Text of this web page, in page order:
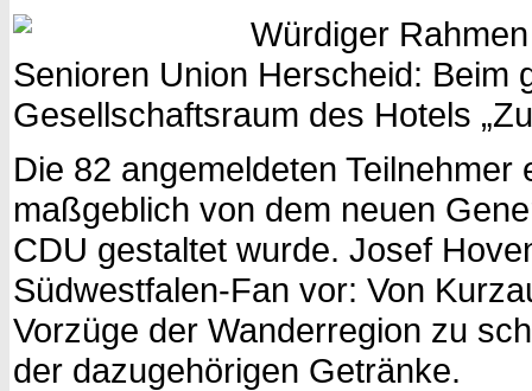
Würdiger
Senioren Union Herscheid: Beim
Gesellschaftsraum des Hotels
Die 82 angemeldeten
maßgeblich von dem neuen
CDU gestaltet wurde. Josef
Südwestfalen-Fan vor: Von
Vorzüge der Wanderregion zu
der dazugehörigen Getränke.